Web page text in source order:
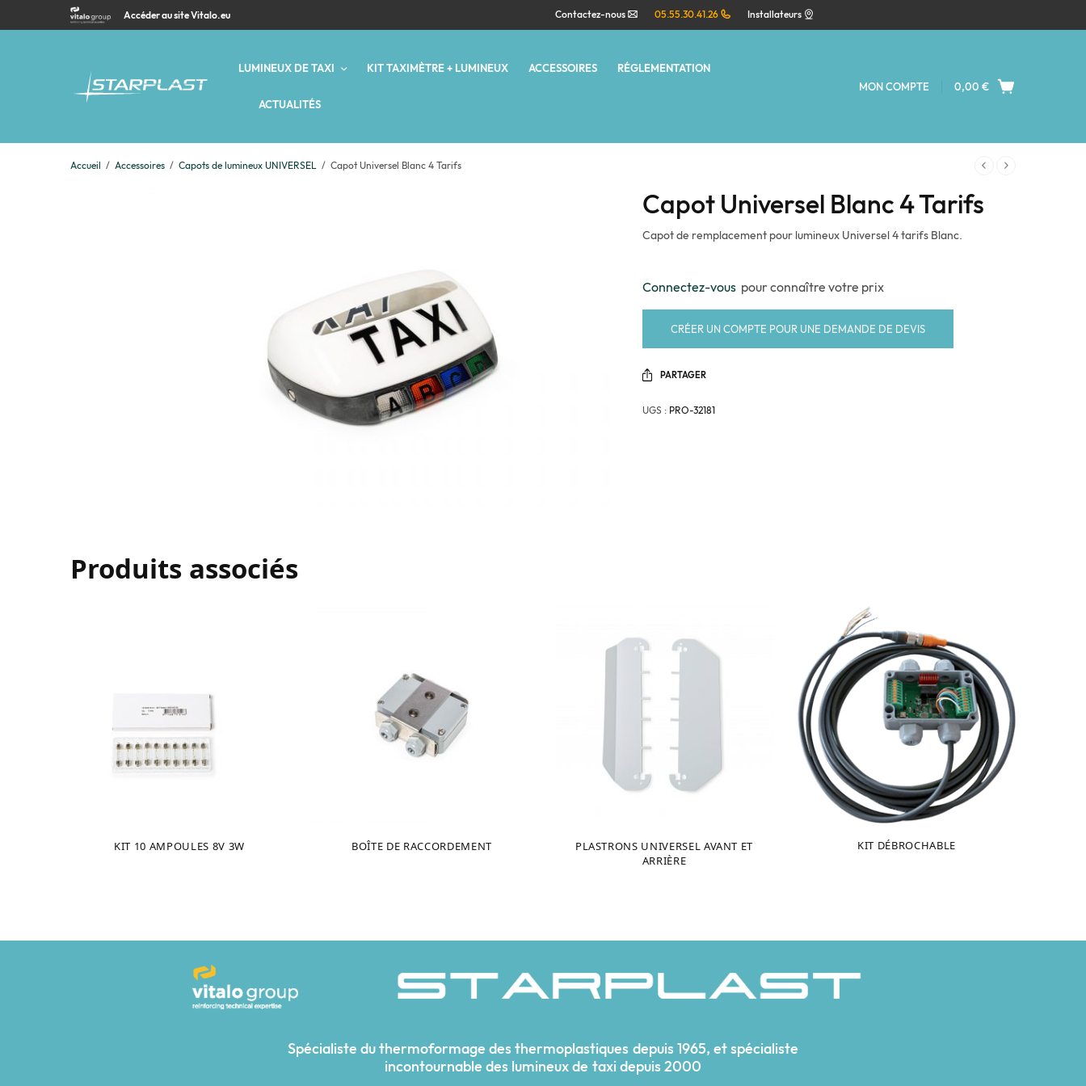
Accéder au site Vitalo.eu Contactez-nous 05.55.30.41.26 Installateurs
LUMINEUX DE TAXI KIT TAXIMÈTRE + LUMINEUX ACCESSOIRES RÉGLEMENTATION
ACTUALITÉS
MON COMPTE 0,00 €
Accueil / Accessoires / Capots de lumineux UNIVERSEL / Capot Universel Blanc 4 Tarifs
Capot Universel Blanc 4 Tarifs
Capot de remplacement pour lumineux Universel 4 tarifs Blanc.
Connectez-vous pour connaître votre prix
CRÉER UN COMPTE POUR UNE DEMANDE DE DEVIS
PARTAGER
UGS : PRO-32181
Produits associés
KIT 10 AMPOULES 8V 3W BOÎTE DE RACCORDEMENT
PLASTRONS UNIVERSEL AVANT ET
ARRIÈRE
KIT DÉBROCHABLE
Spécialiste du thermoformage des thermoplastiques depuis 1965, et spécialiste
incontournable des lumineux de taxi depuis 2000